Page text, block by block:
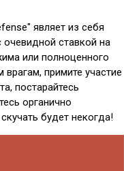
являет из себя
ставкой на
или полноценного
примите участие
постарайтесь
органично
будет некогда!